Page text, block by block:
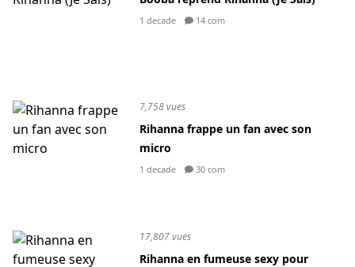
1 decade 14 com
7,758 vues
Rihanna frappe un fan avec son
micro
1 decade 30 com
17,807 vues
Rihanna en fumeuse sexy pour